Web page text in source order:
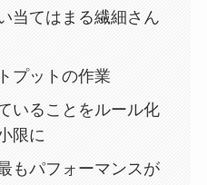
当てはまる繊細さん
プットの作業
いることをルール化
限に
もパフォーマンスが